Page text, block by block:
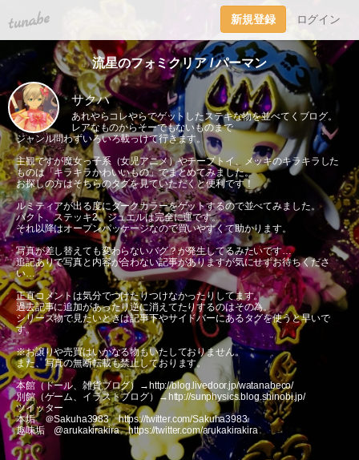
tuna.be 新規登録 ログイン
流星のフォミクリア / パーマン
サクハ
あれやらコレやらでゲットしたステキな物を並べてくブログ。
レアなものからそーでもないものまで
ジャンル問わずいろいろ載っけて行きます。
主観ですが魔女っ子系（女児アニメ）やチープトイ、メッキのキラキラした
ものは「キラキラかわいいもの」でまとめてみました。
お探しの方はそちらのタグを見ていただくと便利です！
ルミティアが出る度にダークカラーをゲットするので並べてみました。
パクト、ステッキ2、ジュエルは完全に運です。
それ以降はオープンパッケージなので買いやすくて助かります。
写真が差し替えても変わらないバグ？が発生してるみたいです…
追記ありで写真と内容が合わない記事がありますが気にせずお待ちくださ
い…
正直コメントは気分でつけたりつけなかったりしてます。
過去記事に追加があったり逆に消えてたりするのはその為。
シリーズ物で見たいときは記事下やサイドバーにあるタグを使うと早いで
す。
※お譲りや売買はいかなる物もいたしておりません。
また、写真の無断転載も禁止しております。
本館（ドール、雑貨ブログ）→ http://blog.livedoor.jp/watanabeco/
別館（ゲーム、イラストブログ）→ http://sunphysics.blog.shinobi.jp/
ツイッター
本垢 ＠Sakuha3983https://twitter.com/Sakuha3983
趣味垢 @arukakirakirahttps://twitter.com/arukakirakira